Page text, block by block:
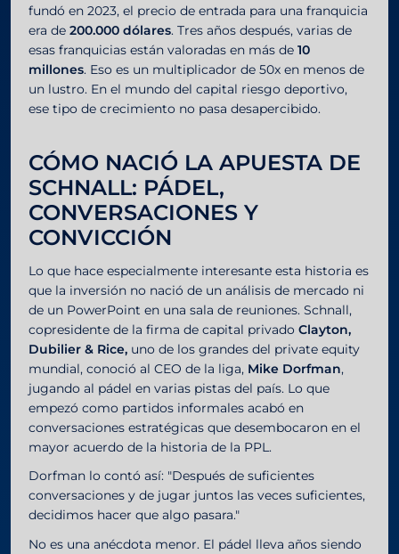
fundó en 2023, el precio de entrada para una franquicia
era de 200.000 dólares. Tres años después, varias de
esas franquicias están valoradas en más de 10
millones. Eso es un multiplicador de 50x en menos de
un lustro. En el mundo del capital riesgo deportivo,
ese tipo de crecimiento no pasa desapercibido.
CÓMO NACIÓ LA APUESTA DE
SCHNALL: PÁDEL,
CONVERSACIONES Y
CONVICCIÓN
Lo que hace especialmente interesante esta historia es
que la inversión no nació de un análisis de mercado ni
de un PowerPoint en una sala de reuniones. Schnall,
copresidente de la firma de capital privado Clayton,
Dubilier & Rice, uno de los grandes del private equity
mundial, conoció al CEO de la liga, Mike Dorfman,
jugando al pádel en varias pistas del país. Lo que
empezó como partidos informales acabó en
conversaciones estratégicas que desembocaron en el
mayor acuerdo de la historia de la PPL.
Dorfman lo contó así: "Después de suficientes
conversaciones y de jugar juntos las veces suficientes,
decidimos hacer que algo pasara."
No es una anécdota menor. El pádel lleva años siendo